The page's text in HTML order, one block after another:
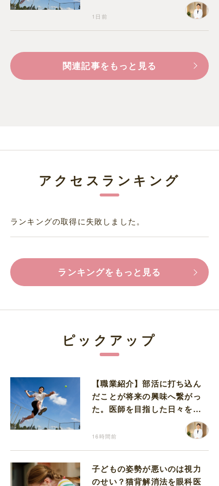
1日前
関連記事をもっと見る
アクセスランキング
ランキングの取得に失敗しました。
ランキングをもっと見る
ピックアップ
【職業紹介】部活に打ち込ん
だことが将来の興味へ繋がっ
た。医師を目指した日々を振
16時間前
子どもの姿勢が悪いのは視力
のせい？猫背解消法を眼科医